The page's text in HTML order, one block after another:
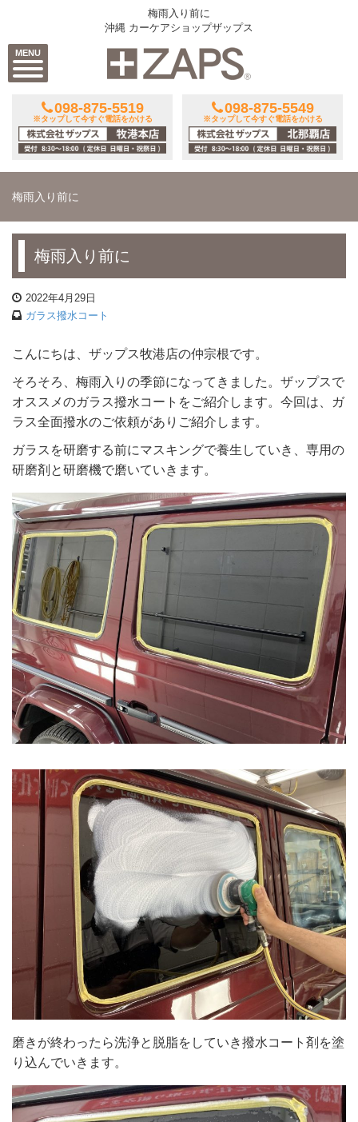
MENU
梅雨入り前に
沖縄 カーケアショップザップス
098-875-5519
※タップして今すぐ電話をかける
098-875-5549
※タップして今すぐ電話をかける
梅雨入り前に
梅雨入り前に
2022年4月29日
ガラス撥水コート
こんにちは、ザップス牧港店の仲宗根です。
そろそろ、梅雨入りの季節になってきました。ザップスで
オススメのガラス撥水コートをご紹介します。今回は、ガ
ラス全面撥水のご依頼がありご紹介します。
ガラスを研磨する前にマスキングで養生していき、専用の
研磨剤と研磨機で磨いていきます。
磨きが終わったら洗浄と脱脂をしていき撥水コート剤を塗
り込んでいきます。